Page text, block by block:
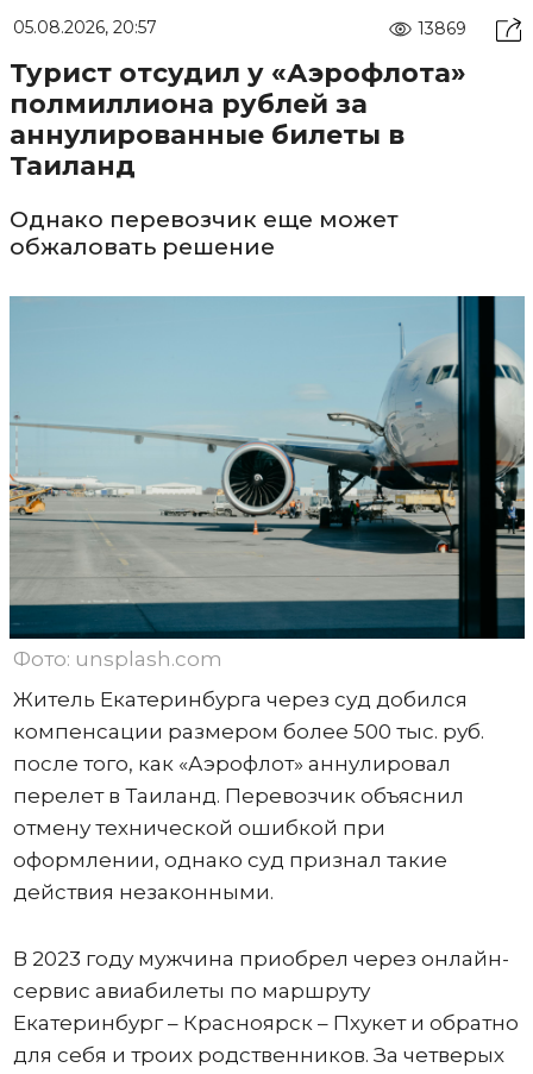
05.08.2026, 20:57 13869
Турист отсудил у «Аэрофлота»
полмиллиона рублей за
аннулированные билеты в
Таиланд
Однако перевозчик еще может
обжаловать решение
Фото: unsplash.com
Житель Екатеринбурга через суд добился
компенсации размером более 500 тыс. руб.
после того, как «Аэрофлот» аннулировал
перелет в Таиланд. Перевозчик объяснил
отмену технической ошибкой при
оформлении, однако суд признал такие
действия незаконными.
В 2023 году мужчина приобрел через онлайн-
сервис авиабилеты по маршруту
Екатеринбург – Красноярск – Пхукет и обратно
для себя и троих родственников. За четверых